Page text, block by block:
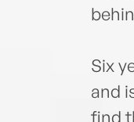
Six
and
find